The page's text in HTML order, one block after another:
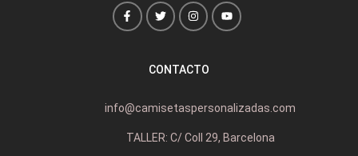
CONTACTO
info@camisetaspersonalizadas.com
TALLER: C/ Coll 29, Barcelona